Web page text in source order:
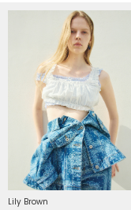
Lily Brown